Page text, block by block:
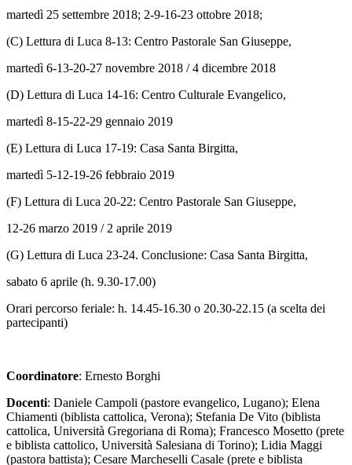
martedì 25 settembre 2018; 2-9-16-23 ottobre 2018;
(C) Lettura di Luca 8-13: Centro Pastorale San Giuseppe,
martedì 6-13-20-27 novembre 2018 / 4 dicembre 2018
(D) Lettura di Luca 14-16: Centro Culturale Evangelico,
martedì 8-15-22-29 gennaio 2019
(E) Lettura di Luca 17-19: Casa Santa Birgitta,
martedì 5-12-19-26 febbraio 2019
(F) Lettura di Luca 20-22: Centro Pastorale San Giuseppe,
12-26 marzo 2019 / 2 aprile 2019
(G) Lettura di Luca 23-24. Conclusione: Casa Santa Birgitta,
sabato 6 aprile (h. 9.30-17.00)
Orari percorso feriale: h. 14.45-16.30 o 20.30-22.15 (a scelta dei
partecipanti)
Coordinatore: Ernesto Borghi
Docenti: Daniele Campoli (pastore evangelico, Lugano); Elena
Chiamenti (biblista cattolica, Verona); Stefania De Vito (biblista
cattolica, Università Gregoriana di Roma); Francesco Mosetto (prete
e biblista cattolico, Università Salesiana di Torino); Lidia Maggi
(pastora battista); Cesare Marcheselli Casale (prete e biblista